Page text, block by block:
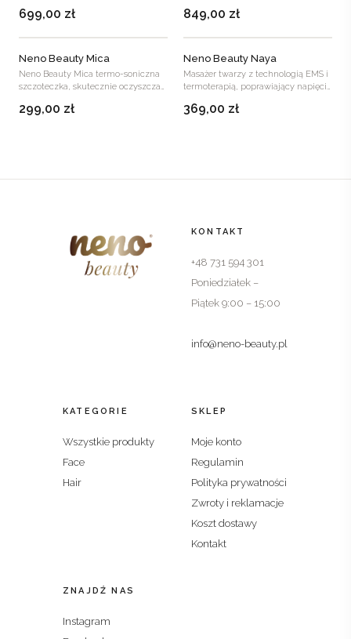
699,00 zł
Wspiera…
849,00 zł
Neno Beauty Mica
Neno Beauty Mica termo-soniczna
szczoteczka, skutecznie oczyszcza
299,00 zł
Neno Beauty Naya
Masażer twarzy z technologią EMS i
termoterapią, poprawiający napięcie
369,00 zł
KONTAKT
+48 731 594 301
Poniedziałek –
Piątek 9:00 – 15:00
info@neno-beauty.pl
KATEGORIE
Wszystkie produkty
Face
Hair
SKLEP
Moje konto
Regulamin
Polityka prywatności
Zwroty i reklamacje
Koszt dostawy
Kontakt
ZNAJDŹ NAS
Instagram